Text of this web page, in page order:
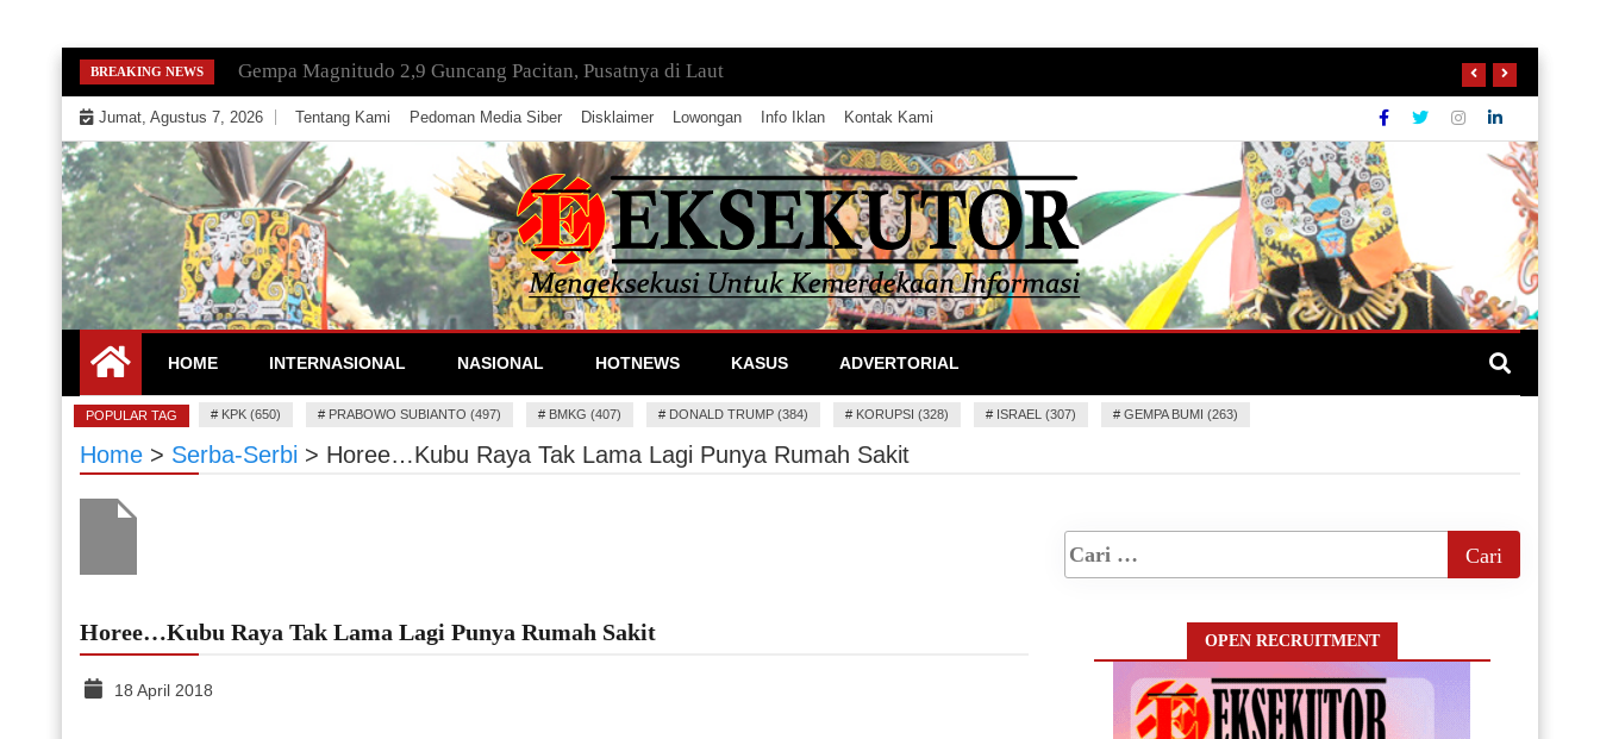
Skip
to
content
BREAKING NEWS Gempa Magnitudo 2,9 Guncang Pacitan, Pusatnya di Laut
Jumat, Agustus 7, 2026 Tentang Kami Pedoman Media Siber Disklaimer Lowongan Info Iklan Kontak Kami
EKSEKUTOR
Mengeksekusi Berita Untuk Kemerdekaan dan Keadilan Informasi
HOME INTERNASIONAL NASIONAL HOTNEWS KASUS ADVERTORIAL
POPULAR TAG # KPK (650) # PRABOWO SUBIANTO (497) # BMKG (407) # DONALD TRUMP (384) # KORUPSI (328) # ISRAEL (307) # GEMPA BUMI (263)
Home > Serba-Serbi > Horee…Kubu Raya Tak Lama Lagi Punya Rumah Sakit
Horee…Kubu Raya Tak Lama Lagi Punya Rumah Sakit
18 April 2018
OPEN RECRUITMENT